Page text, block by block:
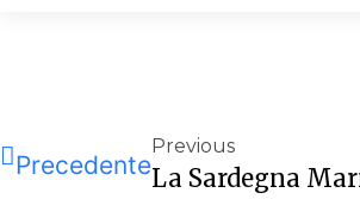
Precedente
Previous